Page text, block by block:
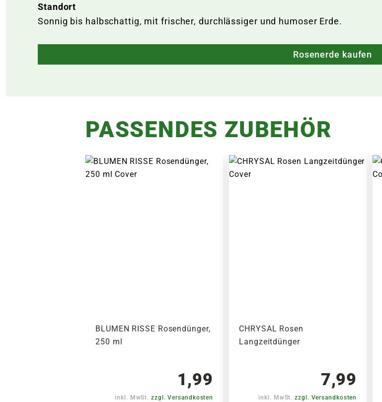
Standort
Sonnig bis halbschattig, mit frischer, durchlässiger und humoser Erde.
Rosenerde kaufen
PASSENDES ZUBEHÖR
BLUMEN RISSE Rosendünger,
250 ml
1,99
inkl. MwSt.zzgl. Versandkosten
CHRYSAL Rosen
Langzeitdünger
7,99
inkl. MwSt.zzgl. Versandkosten